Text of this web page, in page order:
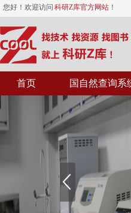
您好！欢迎访问 科研Z库官方网站 ！
首页 国自然查询系